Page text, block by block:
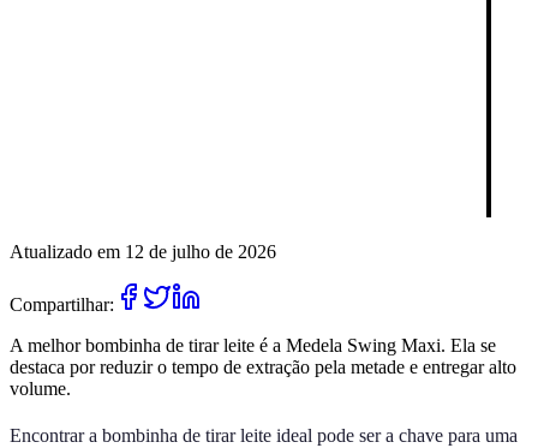
Atualizado em 12 de julho de 2026
Compartilhar:
A melhor bombinha de tirar leite é a Medela Swing Maxi. Ela se
destaca por reduzir o tempo de extração pela metade e entregar alto
volume.
Encontrar a bombinha de tirar leite ideal pode ser a chave para uma